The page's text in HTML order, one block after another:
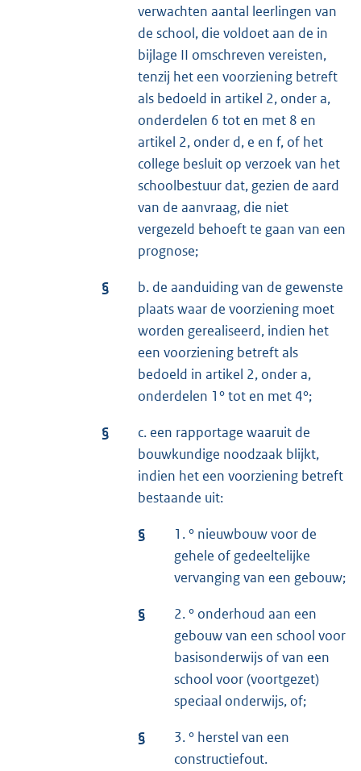
verwachten aantal leerlingen van
de school, die voldoet aan de in
bijlage II omschreven vereisten,
tenzij het een voorziening betreft
als bedoeld in artikel 2, onder a,
onderdelen 6 tot en met 8 en
artikel 2, onder d, e en f, of het
college besluit op verzoek van het
schoolbestuur dat, gezien de aard
van de aanvraag, die niet
vergezeld behoeft te gaan van een
prognose;
§
b. de aanduiding van de gewenste
plaats waar de voorziening moet
worden gerealiseerd, indien het
een voorziening betreft als
bedoeld in artikel 2, onder a,
onderdelen 1° tot en met 4°;
§
c. een rapportage waaruit de
bouwkundige noodzaak blijkt,
indien het een voorziening betreft
bestaande uit:
§
1. ° nieuwbouw voor de
gehele of gedeeltelijke
vervanging van een gebouw;
§
2. ° onderhoud aan een
gebouw van een school voor
basisonderwijs of van een
school voor (voortgezet)
speciaal onderwijs, of;
§
3. ° herstel van een
constructiefout.